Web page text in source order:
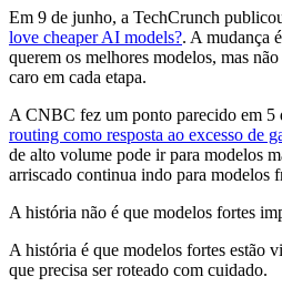
Em 9 de junho, a TechCrunch
love cheaper AI models?. A mudança
querem os melhores modelos, mas
caro em cada etapa.
A CNBC fez um ponto parecido em 5
routing como resposta ao excesso de
de alto volume pode ir para modelos
arriscado continua indo para modelos
A história não é que modelos fortes
A história é que modelos fortes estão
que precisa ser roteado com cuidado.